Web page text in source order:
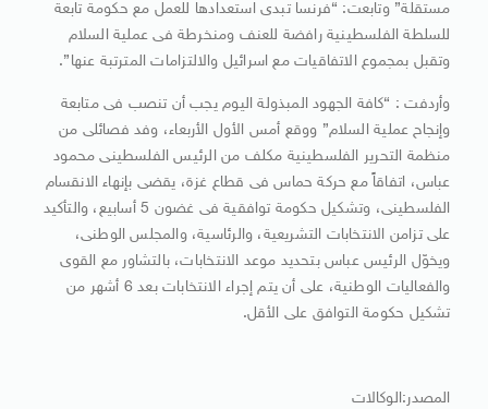
مستقلة” وتابعت: “فرنسا تبدى استعدادها للعمل مع حكومة تابعة
للسلطة الفلسطينية رافضة للعنف ومنخرطة فى عملية السلام
وتقبل بمجموع الاتفاقيات مع اسرائيل والالتزامات المترتبة عنها”.
وأردفت : “كافة الجهود المبذولة اليوم يجب أن تنصب فى متابعة
وإنجاح عملية السلام” ووقع أمس الأول الأربعاء، وفد فصائلى من
منظمة التحرير الفلسطينية مكلف من الرئيس الفلسطينى محمود
عباس، اتفاقاً مع حركة حماس فى قطاع غزة، يقضى بإنهاء الانقسام
الفلسطينى، وتشكيل حكومة توافقية فى غضون 5 أسابيع، والتأكيد
على تزامن الانتخابات التشريعية، والرئاسية، والمجلس الوطنى،
ويخوّل الرئيس عباس بتحديد موعد الانتخابات، بالتشاور مع القوى
والفعاليات الوطنية، على أن يتم إجراء الانتخابات بعد 6 أشهر من
تشكيل حكومة التوافق على الأقل.
المصدر:الوكالات